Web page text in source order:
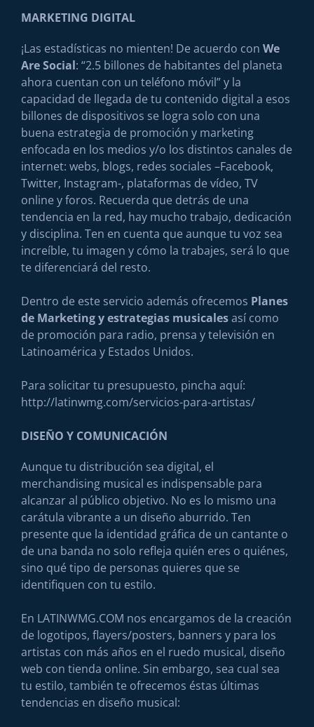
MARKETING DIGITAL
¡Las estadísticas no mienten! De acuerdo con We
Are Social: “2.5 billones de habitantes del planeta
ahora cuentan con un teléfono móvil” y la
capacidad de llegada de tu contenido digital a esos
billones de dispositivos se logra solo con una
buena estrategia de promoción y marketing
enfocada en los medios y/o los distintos canales de
internet: webs, blogs, redes sociales –Facebook,
Twitter, Instagram-, plataformas de vídeo, TV
online y foros. Recuerda que detrás de una
tendencia en la red, hay mucho trabajo, dedicación
y disciplina. Ten en cuenta que aunque tu voz sea
increíble, tu imagen y cómo la trabajes, será lo que
te diferenciará del resto.
Dentro de este servicio además ofrecemos Planes
de Marketing y estrategias musicalesasí como
de promoción para radio, prensa y televisión en
Latinoamérica y Estados Unidos.
Para solicitar tu presupuesto, pincha aquí:
http://latinwmg.com/servicios-para-artistas/
DISEÑO Y COMUNICACIÓN
Aunque tu distribución sea digital, el
merchandising musical es indispensable para
alcanzar al público objetivo. No es lo mismo una
carátula vibrante a un diseño aburrido. Ten
presente que la identidad gráfica de un cantante o
de una banda no solo refleja quién eres o quiénes,
sino qué tipo de personas quieres que se
identifiquen con tu estilo.
En LATINWMG.COM nos encargamos de la creación
de logotipos, flayers/posters, banners y para los
artistas con más años en el ruedo musical, diseño
web con tienda online. Sin embargo, sea cual sea
tu estilo, también te ofrecemos éstas últimas
tendencias en diseño musical: